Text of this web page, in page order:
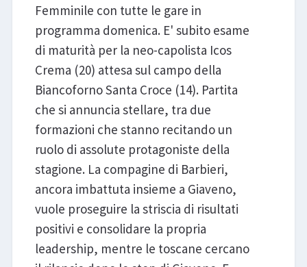
Femminile con tutte le gare in
programma domenica. E' subito esame
di maturità per la neo-capolista Icos
Crema (20) attesa sul campo della
Biancoforno Santa Croce (14). Partita
che si annuncia stellare, tra due
formazioni che stanno recitando un
ruolo di assolute protagoniste della
stagione. La compagine di Barbieri,
ancora imbattuta insieme a Giaveno,
vuole proseguire la striscia di risultati
positivi e consolidare la propria
leadership, mentre le toscane cercano